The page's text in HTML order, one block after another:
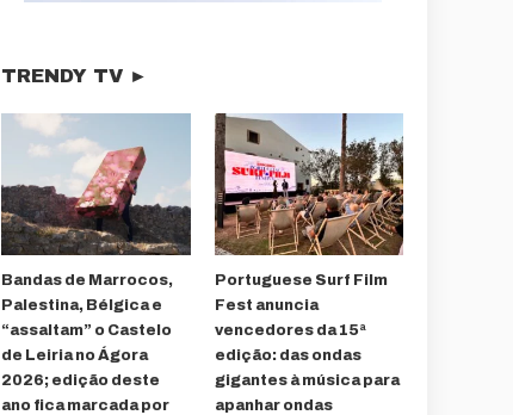
TRENDY TV ►
Bandas de Marrocos,
Palestina, Bélgica e
“assaltam” o Castelo
de Leiria no Ágora
2026; edição deste
ano fica marcada por
Portuguese Surf Film
Fest anuncia
vencedores da 15ª
edição: das ondas
gigantes à música para
apanhar ondas